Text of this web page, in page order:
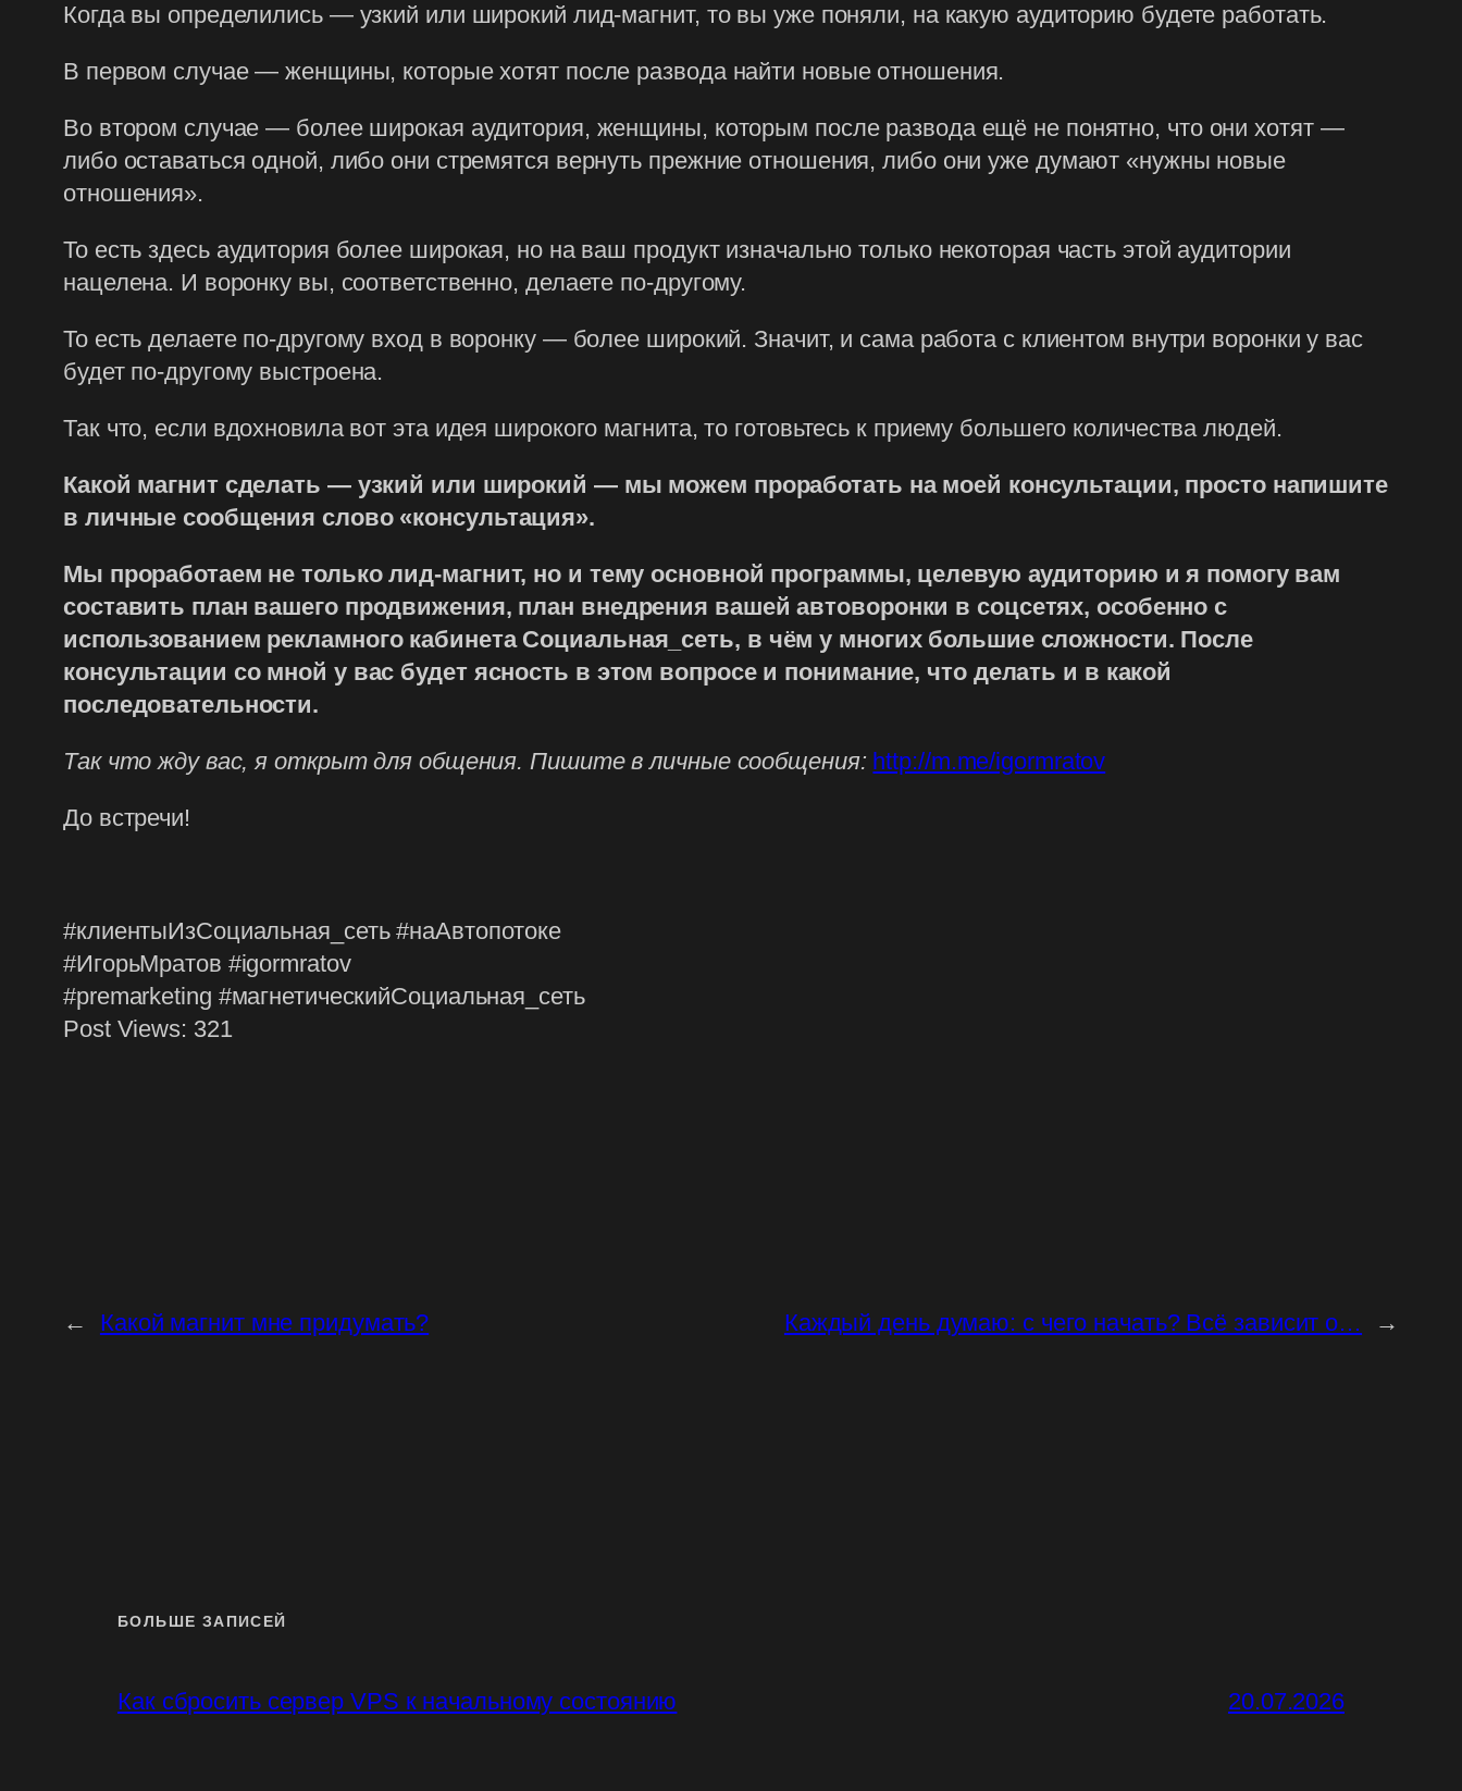
Когда вы определились — узкий или широкий лид-магнит, то вы уже поняли, на какую аудиторию будете работать.
В первом случае — женщины, которые хотят после развода найти новые отношения.
Во втором случае — более широкая аудитория, женщины, которым после развода ещё не понятно, что они хотят —
либо оставаться одной, либо они стремятся вернуть прежние отношения, либо они уже думают «нужны новые
отношения».
То есть здесь аудитория более широкая, но на ваш продукт изначально только некоторая часть этой аудитории
нацелена. И воронку вы, соответственно, делаете по-другому.
То есть делаете по-другому вход в воронку — более широкий. Значит, и сама работа с клиентом внутри воронки у вас
будет по-другому выстроена.
Так что, если вдохновила вот эта идея широкого магнита, то готовьтесь к приему большего количества людей.
Какой магнит сделать — узкий или широкий — мы можем проработать на моей консультации, просто напишите
в личные сообщения слово «консультация».
Мы проработаем не только лид-магнит, но и тему основной программы, целевую аудиторию и я помогу вам
составить план вашего продвижения, план внедрения вашей автоворонки в соцсетях, особенно с
использованием рекламного кабинета Социальная_сеть, в чём у многих большие сложности. После
консультации со мной у вас будет ясность в этом вопросе и понимание, что делать и в какой
последовательности.
Так что жду вас, я открыт для общения. Пишите в личные сообщения: http://m.me/igormratov
До встречи!
#клиентыИзСоциальная_сеть #наАвтопотоке
#ИгорьМратов #igormratov
#premarketing #магнетическийСоциальная_сеть
Post Views: 321
← Какой магнит мне придумать? Каждый день думаю: с чего начать? Всё зависит о… →
БОЛЬШЕ ЗАПИСЕЙ
Как сбросить сервер VPS к начальному состоянию 20.07.2026